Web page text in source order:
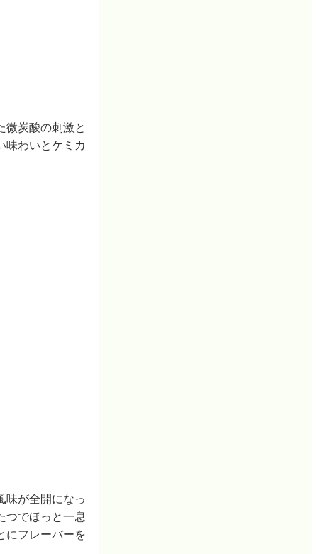
微炭酸の刺激と
味わいとケミカ
味が全開になっ
つでほっと一息
にフレーバーを